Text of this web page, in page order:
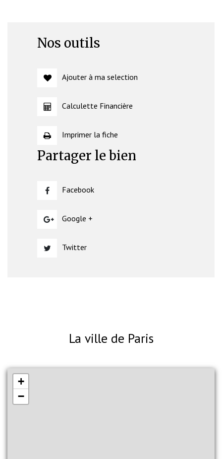
Nos outils
Ajouter à ma selection
Calculette Financière
Imprimer la fiche
Partager le bien
Facebook
Google +
Twitter
La ville de Paris
+
−